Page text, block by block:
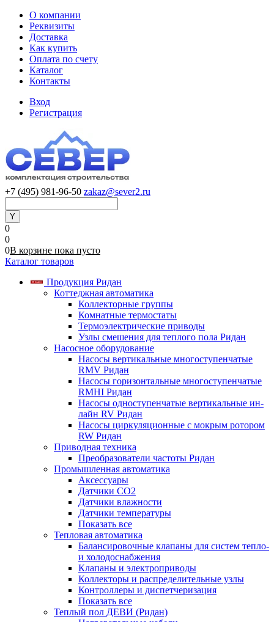
О компании
Реквизиты
Доставка
Как купить
Оплата по счету
Каталог
Контакты
Вход
Регистрация
+7 (495) 981-96-50 zakaz@sever2.ru
0
0
0В корзине пока пусто
Каталог товаров
Продукция Ридан
Коттеджная автоматика
Коллекторные группы
Комнатные термостаты
Термоэлектрические приводы
Узлы смешения для теплого пола Ридан
Насосное оборудование
Насосы вертикальные многоступенчатые
RMV Ридан
Насосы горизонтальные многоступенчатые
RMHI Ридан
Насосы одноступенчатые вертикальные ин-
лайн RV Ридан
Насосы циркуляционные с мокрым ротором
RW Ридан
Приводная техника
Преобразователи частоты Ридан
Промышленная автоматика
Аксессуары
Датчики CO2
Датчики влажности
Датчики температуры
Показать все
Тепловая автоматика
Балансировочные клапаны для систем тепло-
и холодоснабжения
Клапаны и электроприводы
Коллекторы и распределительные узлы
Контроллеры и диспетчеризация
Показать все
Теплый пол ДЕВИ (Ридан)